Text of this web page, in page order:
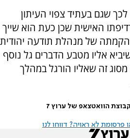
שגם בעתיד צפוי העיתון
האישית שכן כעת הוא שייך
של מנהלת תודעה יהודית
אליו מטבע הדברים גל נוסף
זה שאליו הורגל במהלך
הוואטצאפ של ערוץ 7
לא ראויה? דווחו לנו